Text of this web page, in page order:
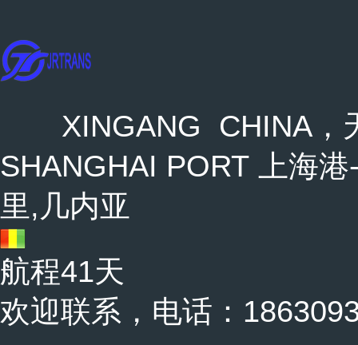
XINGANG CHINA，天
SHANGHAI PORT 上海
里,几内亚
航程41天
欢迎联系，电话：